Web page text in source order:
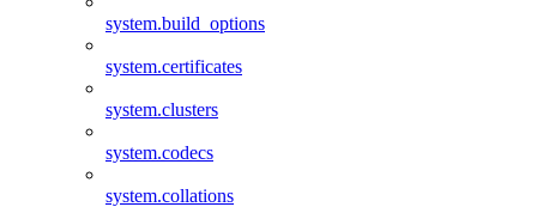
system.build_options
system.certificates
system.clusters
system.codecs
system.collations